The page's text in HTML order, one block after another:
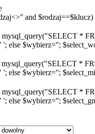
and
*
'; else $wybierz='';
*
'; else $wybierz='';
*
'; else $wybierz='';